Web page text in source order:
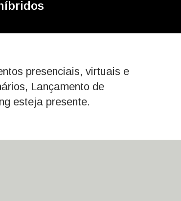
presenciais, virtuais e
Lançamento de
esteja presente.